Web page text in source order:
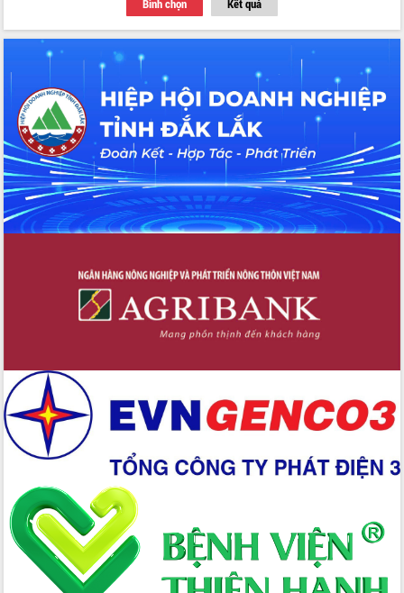
Thứ trưởng Bộ Y tế làm việc với tỉnh
Đắk Lắk về phát triển nhân lực y tế
cho trạm y tế cấp xã
Du lịch Đắk Lắk nâng tầm trải nghiệm
du khách thông qua Hệ thống cơ sở dữ
liệu và Bản đồ số
Tập huấn ứng dụng trí tuệ nhân tạo (AI)
trong thương mại điện tử năm 2026
Đoàn đại biểu Quốc hội tỉnh Đắk Lắk
trao đổi thông tin trước Kỳ họp thứ
nhất, Quốc hội khóa XVI
Quyết liệt cải cách hành chính, khơi
Nâng cao hiệu lực, hiệu quả HĐND
tỉnh thông qua hiện đại hóa hành chính
Xã Ea Phê gắn cải cách hành chính với
Hồ Thị Nguyên Thảo làm việc tại Trung
tâm Phục vụ hành chính công xã Ea
Xây dựng nền hành chính số đồng
hành cùng nông dân dân, doanh nghiệp
Giai đoạn 2026-2030, Đắk Lắk phấn
đấu có 77% xã đạt chuẩn nông thôn
mới
Chuyển đổi số 'mở đường' cho nông
nghiệp Đắk Lắk tăng trưởng bứt phá
Triển khai đồng bộ đo đạc, lập hồ sơ
địa chính, hoàn thiện cơ sở dữ liệu đất
Bình chọn Kết quả